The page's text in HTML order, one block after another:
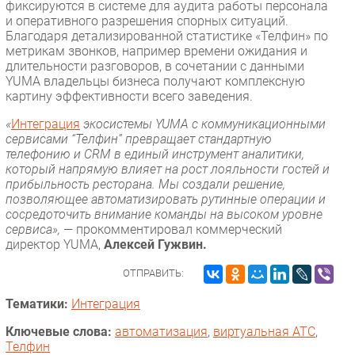
фиксируются в системе для аудита работы персонала
и оперативного разрешения спорных ситуаций.
Благодаря детализированной статистике «Телфин» по
метрикам звонков, например времени ожидания и
длительности разговоров, в сочетании с данными
YUMA владельцы бизнеса получают комплексную
картину эффективности всего заведения.
«Интеграция экосистемы YUMA с коммуникационными
сервисами “Телфин” превращает стандартную
телефонию и CRM в единый инструмент аналитики,
который напрямую влияет на рост лояльности гостей и
прибыльность ресторана. Мы создали решение,
позволяющее автоматизировать рутинные операции и
сосредоточить внимание команды на высоком уровне
сервиса», — прокомментировал коммерческий
директор YUMA, Алексей Гужвин.
ОТПРАВИТЬ:
Тематики: Интеграция
Ключевые слова: автоматизация, виртуальная АТС,
Телфин